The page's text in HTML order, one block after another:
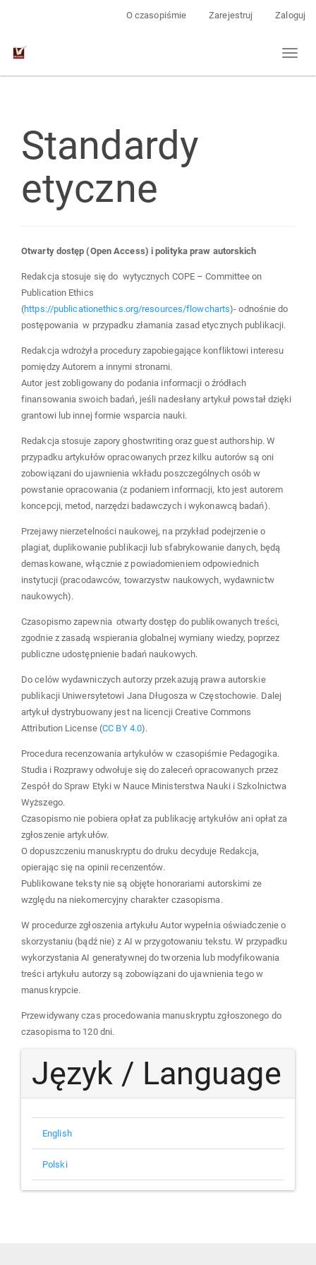
O czasopiśmie Zarejestruj Zaloguj
Toggle
Standardy
etyczne
Otwarty dostęp (Open Access) i polityka praw autorskich
Redakcja stosuje się do wytycznych COPE – Committee on
Publication Ethics
(https://publicationethics.org/resources/flowcharts)- odnośnie do
postępowania w przypadku złamania zasad etycznych publikacji.
Redakcja wdrożyła procedury zapobiegające konfliktowi interesu
pomiędzy Autorem a innymi stronami.
Autor jest zobligowany do podania informacji o źródłach
finansowania swoich badań, jeśli nadesłany artykuł powstał dzięki
grantowi lub innej formie wsparcia nauki.
Redakcja stosuje zapory ghostwriting oraz guest authorship. W
przypadku artykułów opracowanych przez kilku autorów są oni
zobowiązani do ujawnienia wkładu poszczególnych osób w
powstanie opracowania (z podaniem informacji, kto jest autorem
koncepcji, metod, narzędzi badawczych i wykonawcą badań).
Przejawy nierzetelności naukowej, na przykład podejrzenie o
plagiat, duplikowanie publikacji lub sfabrykowanie danych, będą
demaskowane, włącznie z powiadomieniem odpowiednich
instytucji (pracodawców, towarzystw naukowych, wydawnictw
naukowych).
Czasopismo zapewnia otwarty dostęp do publikowanych treści,
zgodnie z zasadą wspierania globalnej wymiany wiedzy, poprzez
publiczne udostępnienie badań naukowych.
Do celów wydawniczych autorzy przekazują prawa autorskie
publikacji Uniwersytetowi Jana Długosza w Częstochowie. Dalej
artykuł dystrybuowany jest na licencji Creative Commons
Attribution License (CC BY 4.0).
Procedura recenzowania artykułów w czasopiśmie Pedagogika.
Studia i Rozprawy odwołuje się do zaleceń opracowanych przez
Zespół do Spraw Etyki w Nauce Ministerstwa Nauki i Szkolnictwa
Wyższego.
Czasopismo nie pobiera opłat za publikację artykułów ani opłat za
zgłoszenie artykułów.
O dopuszczeniu manuskryptu do druku decyduje Redakcja,
opierając się na opinii recenzentów.
Publikowane teksty nie są objęte honorariami autorskimi ze
względu na niekomercyjny charakter czasopisma.
W procedurze zgłoszenia artykułu Autor wypełnia oświadczenie o
skorzystaniu (bądź nie) z AI w przygotowaniu tekstu. W przypadku
wykorzystania AI generatywnej do tworzenia lub modyfikowania
treści artykułu autorzy są zobowiązani do ujawnienia tego w
manuskrypcie.
Przewidywany czas procedowania manuskryptu zgłoszonego do
czasopisma to 120 dni.
Język / Language
English
Polski